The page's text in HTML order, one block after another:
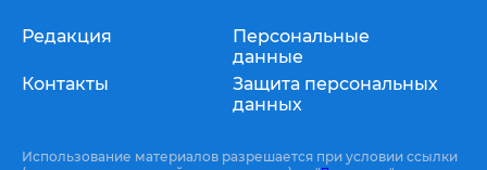
Редакция
Контакты
Персональные
данные
Защита персональных
данных
Использование материалов разрешается при условии ссылки